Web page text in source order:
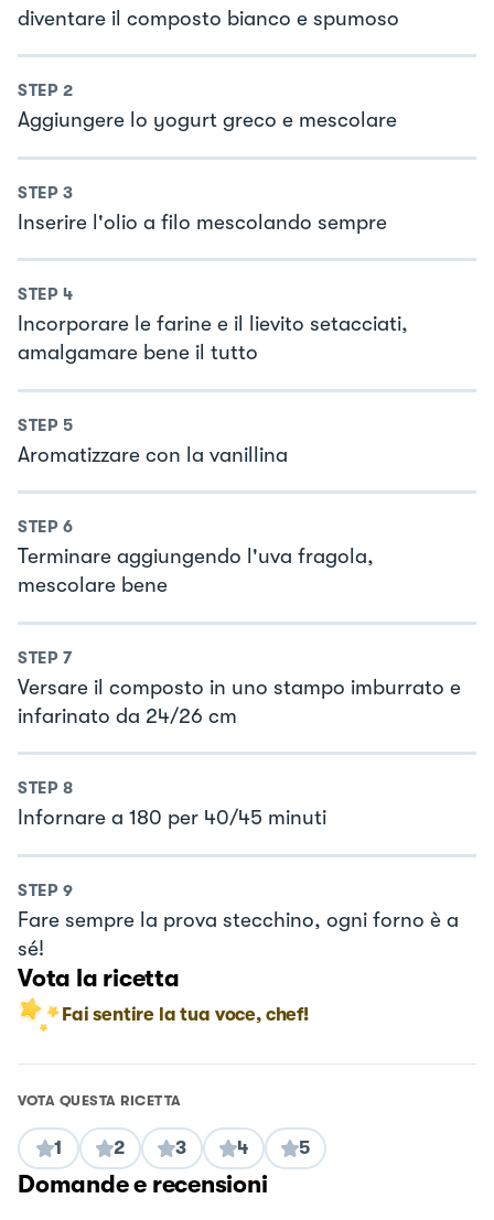
diventare il composto bianco e spumoso
STEP 2
Aggiungere lo yogurt greco e mescolare
STEP 3
Inserire l'olio a filo mescolando sempre
STEP 4
Incorporare le farine e il lievito setacciati,
amalgamare bene il tutto
STEP 5
Aromatizzare con la vanillina
STEP 6
Terminare aggiungendo l'uva fragola,
mescolare bene
STEP 7
Versare il composto in uno stampo imburrato e
infarinato da 24/26 cm
STEP 8
Infornare a 180 per 40/45 minuti
STEP 9
Fare sempre la prova stecchino, ogni forno è a
sé!
Vota la ricetta
Fai sentire la tua voce, chef!
VOTA QUESTA RICETTA
1 2 3 4 5
Domande e recensioni